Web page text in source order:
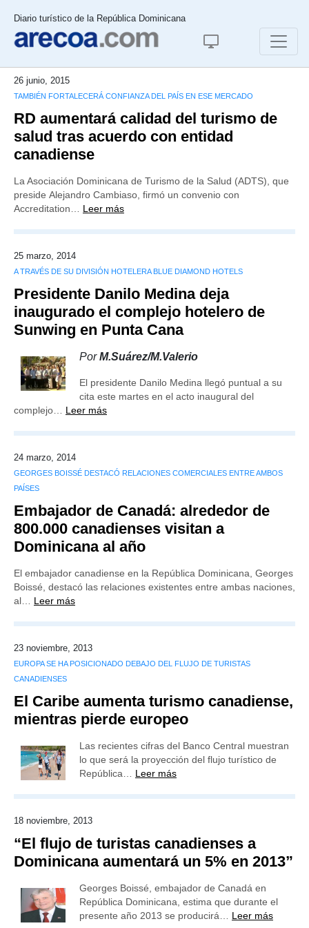
Diario turístico de la República Dominicana
26 junio, 2015
TAMBIÉN FORTALECERÁ CONFIANZA DEL PAÍS EN ESE MERCADO
RD aumentará calidad del turismo de
salud tras acuerdo con entidad
canadiense
La Asociación Dominicana de Turismo de la Salud (ADTS), que
preside Alejandro Cambiaso, firmó un convenio con
Accreditation… Leer más
25 marzo, 2014
A TRAVÉS DE SU DIVISIÓN HOTELERA BLUE DIAMOND HOTELS
Presidente Danilo Medina deja
inaugurado el complejo hotelero de
Sunwing en Punta Cana
PorM.Suárez/M.Valerio
El presidente Danilo Medina llegó puntual a su
cita este martes en el acto inaugural del
complejo… Leer más
24 marzo, 2014
GEORGES BOISSÉ DESTACÓ RELACIONES COMERCIALES ENTRE AMBOS
PAÍSES
Embajador de Canadá: alrededor de
800.000 canadienses visitan a
Dominicana al año
El embajador canadiense en la República Dominicana, Georges
Boissé, destacó las relaciones existentes entre ambas naciones,
al… Leer más
23 noviembre, 2013
EUROPA SE HA POSICIONADO DEBAJO DEL FLUJO DE TURISTAS
CANADIENSES
El Caribe aumenta turismo canadiense,
mientras pierde europeo
Las recientes cifras del Banco Central muestran
lo que será la proyección del flujo turístico de
República… Leer más
18 noviembre, 2013
“El flujo de turistas canadienses a
Dominicana aumentará un 5% en 2013”
Georges Boissé, embajador de Canadá en
República Dominicana, estima que durante el
presente año 2013 se producirá… Leer más